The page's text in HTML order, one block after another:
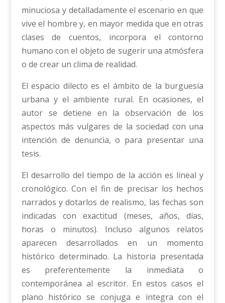
minuciosa y detalladamente el escenario en que
vive el hombre y, en mayor medida que en otras
clases de cuentos, incorpora el contorno
humano con el objeto de sugerir una atmósfera
o de crear un clima de realidad.
El espacio dilecto es el ámbito de la burguesía
urbana y el ambiente rural. En ocasiones, el
autor se detiene en la observación de los
aspectos más vulgares de la sociedad con una
intención de denuncia, o para presentar una
tesis.
El desarrollo del tiempo de la acción es lineal y
cronológico. Con el fin de precisar los hechos
narrados y dotarlos de realismo, las fechas son
indicadas con exactitud (meses, años, días,
horas o minutos). Incluso algunos relatos
aparecen desarrollados en un momento
histórico determinado. La historia presentada
es preferentemente la inmediata o
contemporánea al escritor. En estos casos el
plano histórico se conjuga e integra con el